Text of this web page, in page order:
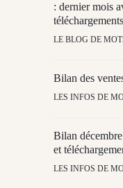
: dernier mois
téléchargements
LE BLOG DE
Bilan des
LES INFOS DE
Bilan
et
LES INFOS DE